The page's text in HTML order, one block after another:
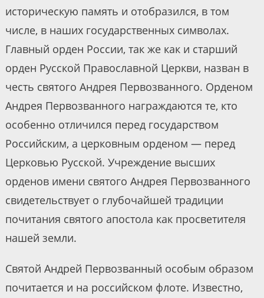
историческую память и отобразился, в том
числе, в наших государственных символах.
Главный орден России, так же как и старший
орден Русской Православной Церкви, назван в
честь святого Андрея Первозванного. Орденом
Андрея Первозванного награждаются те, кто
особенно отличился перед государством
Российским, а церковным орденом — перед
Церковью Русской. Учреждение высших
орденов имени святого Андрея Первозванного
свидетельствует о глубочайшей традиции
почитания святого апостола как просветителя
нашей земли.
Святой Андрей Первозванный особым образом
почитается и на российском флоте. Известно,